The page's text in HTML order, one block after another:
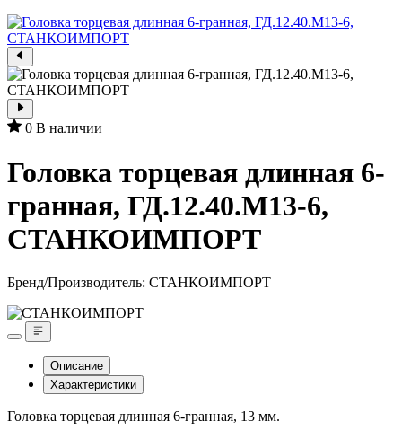
0 В наличии
Головка торцевая длинная 6-
гранная, ГД.12.40.М13-6,
СТАНКОИМПОРТ
Бренд/Производитель: СТАНКОИМПОРТ
Описание
Характеристики
Головка торцевая длинная 6-гранная, 13 мм.